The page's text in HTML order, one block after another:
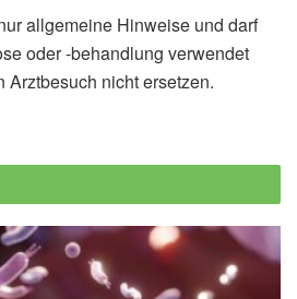
Donald L. Durden et al.:
approved leukemia drug, inhibits
medulloblastoma, in PLOS One
PLOS One
allgemeine Hinweise und darf
oder -behandlung verwendet
Arztbesuch nicht ersetzen.